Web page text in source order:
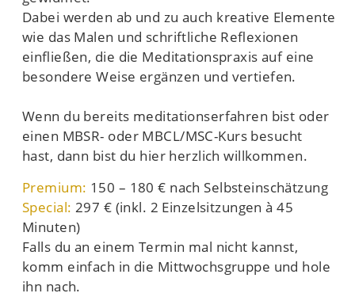
Dabei werden ab und zu auch kreative Elemente
wie das Malen und schriftliche Reflexionen
einfließen, die die Meditationspraxis auf eine
besondere Weise ergänzen und vertiefen.
Wenn du bereits meditationserfahren bist oder
einen MBSR- oder MBCL/MSC-Kurs besucht
hast, dann bist du hier herzlich willkommen.
Premium: 150 – 180 € nach Selbsteinschätzung
Special: 297 € (inkl. 2 Einzelsitzungen à 45
Minuten)
Falls du an einem Termin mal nicht kannst,
komm einfach in die Mittwochsgruppe und hole
ihn nach.